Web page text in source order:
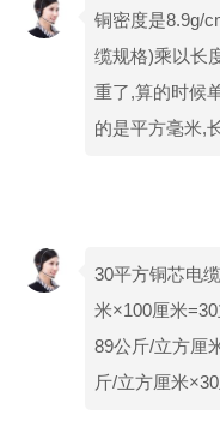
铜密度是8.9g/
缆规格)乘以长
重了,算的时候
的是平方毫米,
30平方铜芯电
米×100厘米
89公斤/立方厘
斤/立方厘米